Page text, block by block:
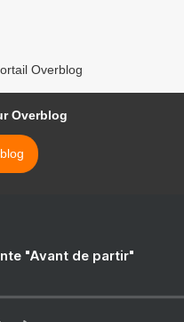
Overblog
Overblog
"Avant de partir"